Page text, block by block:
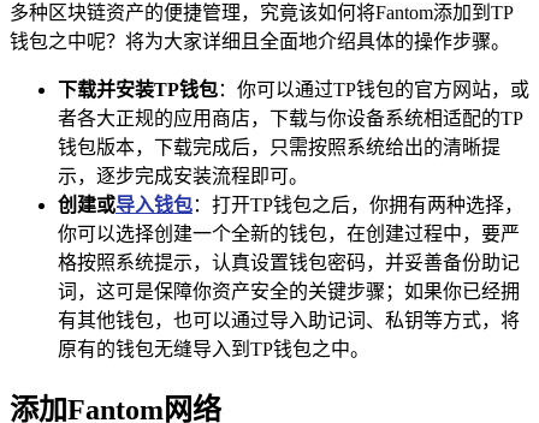
多种区块链资产的便捷管理，究竟该如何将Fantom添加到TP
钱包之中呢？将为大家详细且全面地介绍具体的操作步骤。
下载并安装TP钱包：你可以通过TP钱包的官方网站，或
者各大正规的应用商店，下载与你设备系统相适配的TP
钱包版本，下载完成后，只需按照系统给出的清晰提
示，逐步完成安装流程即可。
创建或导入钱包：打开TP钱包之后，你拥有两种选择，
你可以选择创建一个全新的钱包，在创建过程中，要严
格按照系统提示，认真设置钱包密码，并妥善备份助记
词，这可是保障你资产安全的关键步骤；如果你已经拥
有其他钱包，也可以通过导入助记词、私钥等方式，将
原有的钱包无缝导入到TP钱包之中。
添加Fantom网络